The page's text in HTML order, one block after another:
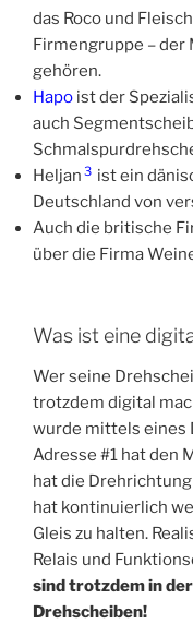
das Roco und
Firmengruppe –
gehören.
Hapo ist der
auch
Heljan 3 ist ein
Deutschland von
Auch die britische
über die Firma
Was ist eine
Wer seine
trotzdem digital
wurde mittels eines
Adresse #1 hat den
hat die
hat kontinuierlich
Gleis zu halten.
Relais und
sind trotzdem in
Drehscheiben!